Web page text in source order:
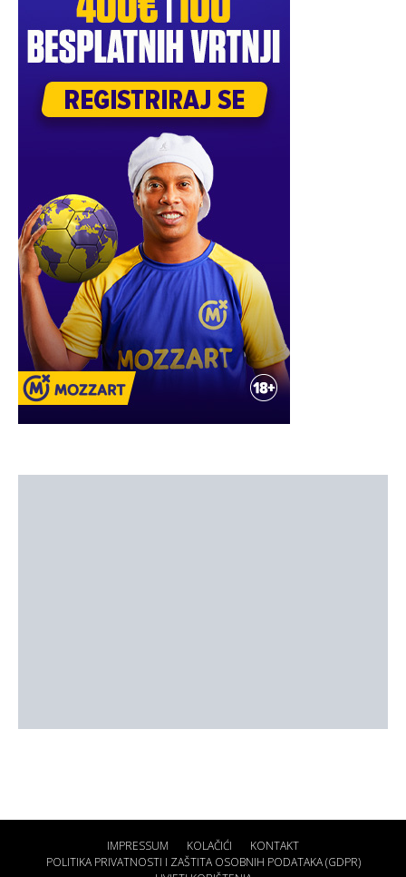
IMPRESSUM KOLAČIĆI
KONTAKT
POLITIKA PRIVATNOSTI I ZAŠTITA OSOBNIH PODATAKA (GDPR)